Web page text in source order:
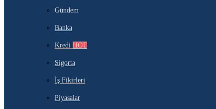
Gündem
Banka
Kredi HOT
Sigorta
İş Fikirleri
Piyasalar